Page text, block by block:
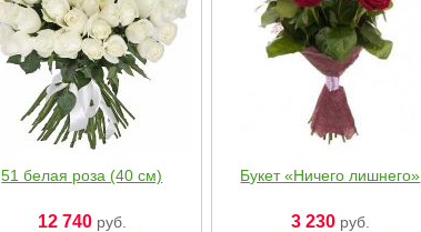
51 белая роза (40 см)
12 740руб.
Букет «Ничего лишнего»
3 230руб.